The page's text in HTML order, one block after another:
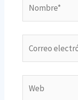
electrónico*